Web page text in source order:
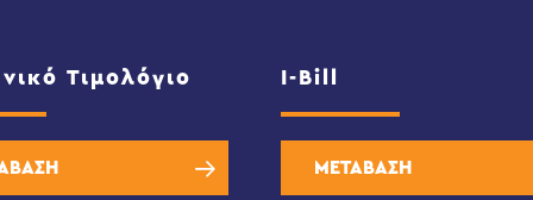
Τιμολόγιο I-Bill
ΜΕΤΑΒΑΣΗ